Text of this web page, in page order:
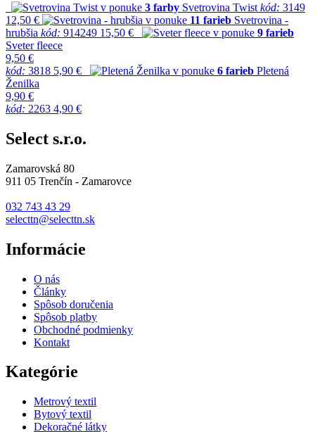
v ponuke 3 farby Svetrovina Twist kód: 3149
12,50 €
v ponuke 11 farieb Svetrovina -
hrubšia kód: 914249 15,50 € v ponuke 9 farieb
Sveter fleece
9,50 €
kód: 3818 5,90 € v ponuke 6 farieb Pletená
Ženilka
9,90 €
kód: 2263 4,90 €
Select s.r.o.
Zamarovská 80
911 05 Trenčín - Zamarovce
032 743 43 29
selecttn@selecttn.sk
Informácie
O nás
Články
Spôsob doručenia
Spôsob platby
Obchodné podmienky
Kontakt
Kategórie
Metrový textil
Bytový textil
Dekoračné látky